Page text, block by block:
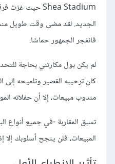
فانفجر الجمهور حماسًا.
لم يكن بول مكارتني بحاجة
كان ترحيبه القصير وتلميحه
مندوب مبيعات، إلا أن حفلاته
تسبق المقاربة -في جميع أنواع
المبيعات، فلن ينجح أسلوبك إلا